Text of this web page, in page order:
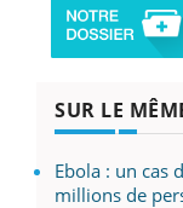
SUR LE
Ebola : un cas
millions de